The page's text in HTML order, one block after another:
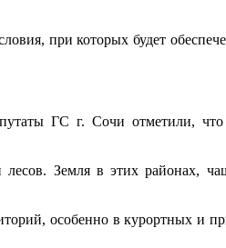
при которых будет
ГС г. Сочи отметили,
Земля в этих районах,
особенно в курортных и